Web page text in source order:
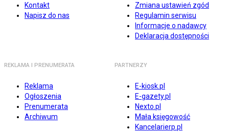
Kontakt
Napisz do nas
Zmiana ustawień zgód
Regulamin serwisu
Informacje o nadawcy
Deklaracja dostępności
REKLAMA I PRENUMERATA
Reklama
Ogłoszenia
Prenumerata
Archiwum
PARTNERZY
E-kiosk.pl
E-gazety.pl
Nexto.pl
Mała księgowość
Kancelarierp.pl